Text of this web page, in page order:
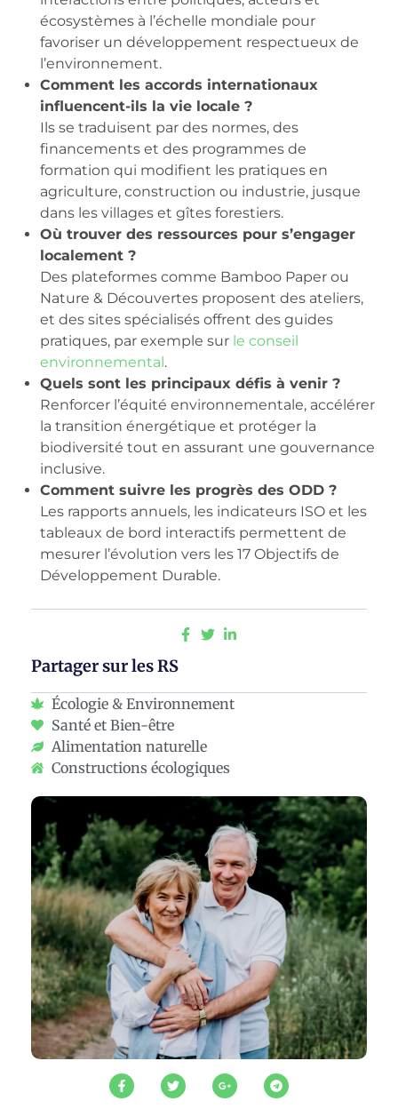
écosystèmes à l’échelle mondiale pour
favoriser un développement respectueux de
l’environnement.
Comment les accords internationaux
influencent-ils la vie locale ?
Ils se traduisent par des normes, des
financements et des programmes de
formation qui modifient les pratiques en
agriculture, construction ou industrie, jusque
dans les villages et gîtes forestiers.
Où trouver des ressources pour s’engager
localement ?
Des plateformes comme Bamboo Paper ou
Nature & Découvertes proposent des ateliers,
et des sites spécialisés offrent des guides
pratiques, par exemple sur le conseil
environnemental.
Quels sont les principaux défis à venir ?
Renforcer l’équité environnementale, accélérer
la transition énergétique et protéger la
biodiversité tout en assurant une gouvernance
inclusive.
Comment suivre les progrès des ODD ?
Les rapports annuels, les indicateurs ISO et les
tableaux de bord interactifs permettent de
mesurer l’évolution vers les 17 Objectifs de
Développement Durable.
Partager sur les RS
Écologie & Environnement
Santé et Bien-être
Alimentation naturelle
Constructions écologiques